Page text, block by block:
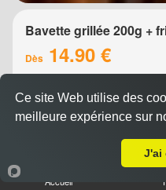
Bavette grillée 200g +
Dès 14.90 €
Accueil
Ce site Web utilise des
meilleure expérience sur
J'ai